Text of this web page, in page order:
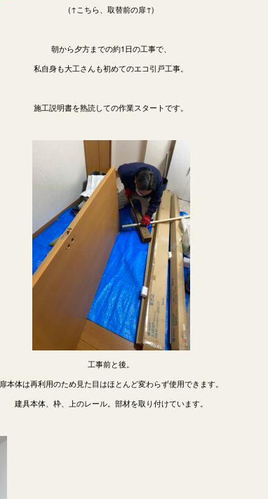
(↑こちら、取替前の扉↑)
朝から夕方までの約1日の工事で、
私自身も大工さんも初めてのエコ引戸工事。
施工説明書を熟読しての作業スタートです。
工事前と後。
扉本体は再利用のため見た目はほとんど変わらず使用できます。
建具本体、枠、上のレール。部材を取り付けています。